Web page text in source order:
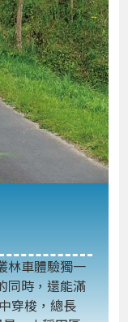
林車體驗獨一
同時，還能滿
穿梭，總長